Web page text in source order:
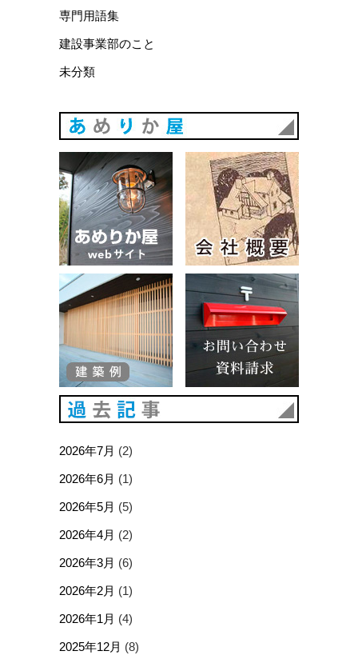
専門用語集
建設事業部のこと
未分類
あめりか屋WEBサイト
2026年7月 (2)
2026年6月 (1)
2026年5月 (5)
2026年4月 (2)
2026年3月 (6)
2026年2月 (1)
2026年1月 (4)
2025年12月 (8)